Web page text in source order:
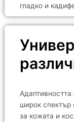
гладко и
широк спектър
за кожата и